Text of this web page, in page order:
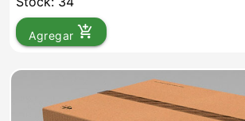
Agregar add_shopping_cart